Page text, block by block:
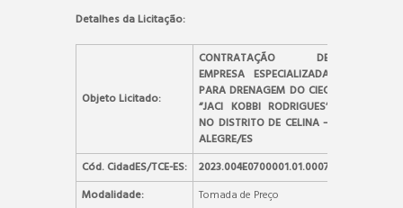
Detalhes da Licitação:
Objeto Licitado:
CONTRATAÇÃO DE
EMPRESA ESPECIALIZADA
PARA DRENAGEM DO CIEC
“JACI KOBBI RODRIGUES”
NO DISTRITO DE CELINA –
ALEGRE/ES
Cód. CidadES/TCE-ES:
2023.004E0700001.01.0007
Modalidade:
Tomada de Preço